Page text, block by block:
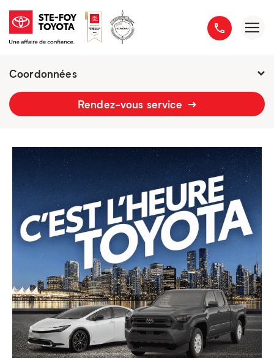
Coordonnées
2777 boulevard du Versant-Nord
Rendez-vous service